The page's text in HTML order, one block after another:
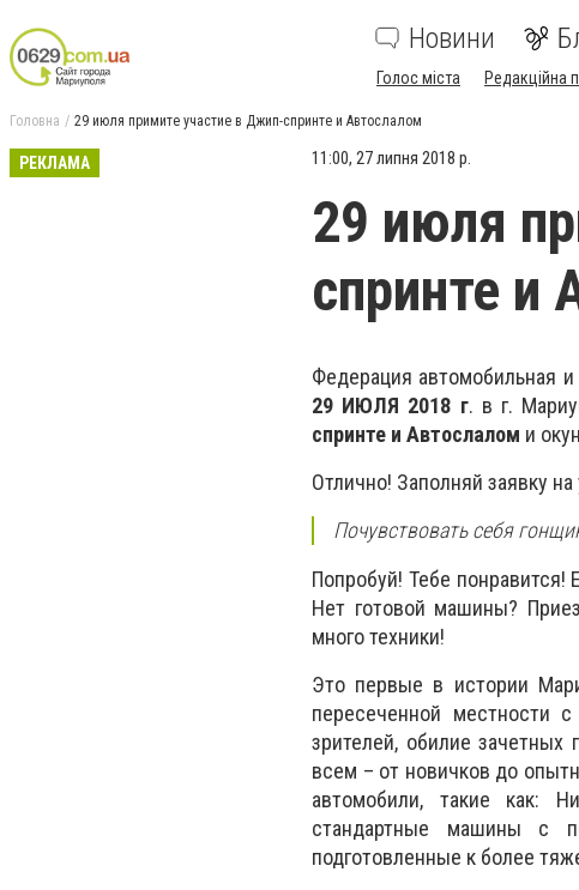
Новини
Голос міста Редакційна
Головна 29 июля примите участие в Джип-спринте и Автослалом
РЕКЛАМА 11:00, 27 липня 2018 р.
29 июля
спринте и
Федерация автомобильная
29 ИЮЛЯ 2018 г. в г.
спринте и Автослалом и
Отлично! Заполняй заявку
Почувствовать себя
Попробуй! Тебе понравится!
Нет готовой машины?
много техники!
Это первые в истории
пересеченной местности
зрителей, обилие зачетных
всем – от новичков до
автомобили, такие как:
стандартные машины с
подготовленные к более